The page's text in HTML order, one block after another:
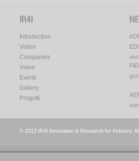
IR4I
Introduction
Vision
Companies
Video
Eventi
Gallery
Progetti
© 2013 IR4I Innovation & Research for Industry.